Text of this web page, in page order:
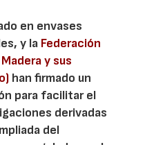
en envases
y la Federación
y sus
han firmado un
para facilitar el
derivadas
del